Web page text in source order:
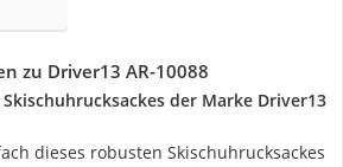
zu Driver13 AR-10088
der Marke Driver13
dieses robusten Skischuhrucksackes